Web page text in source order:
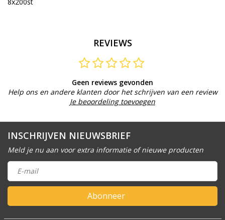
REVIEWS
Geen reviews gevonden
Help ons en andere klanten door het schrijven van een review
Je beoordeling toevoegen
INSCHRIJVEN NIEUWSBRIEF
Meld je nu aan voor extra informatie of nieuwe producten
Abonneer